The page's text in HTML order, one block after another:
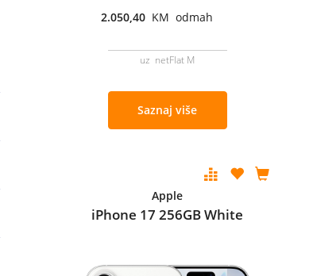
2.050,40 KM odmah
uz netFlat M
Saznaj više
Apple
iPhone 17 256GB White